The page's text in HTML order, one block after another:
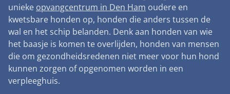
Landelijke registratie bijtincidenten
Verantwoord fokbeleid
Landelijk vuurwerkverbod
Verplichte pre-aanschaf cursus
Gemeentelijk meldpunt bijtincidenten
Lezingen
Symposium Gemeentelijk Dierenbeleid
Teken onze petitie
Steun als bedrijf
Adopteer een seniorhond
Sponsor een seniorhond
Wat wij doen
Onze organisatie
Samenwerking
Contactgegevens
Pers
Nieuws
Zoeken
unieke opvangcentrum in Den Ham oudere en
kwetsbare honden op, honden die anders tussen de
wal en het schip belanden. Denk aan honden van wie
het baasje is komen te overlijden, honden van mensen
die om gezondheidsredenen niet meer voor hun hond
kunnen zorgen of opgenomen worden in een
verpleeghuis.